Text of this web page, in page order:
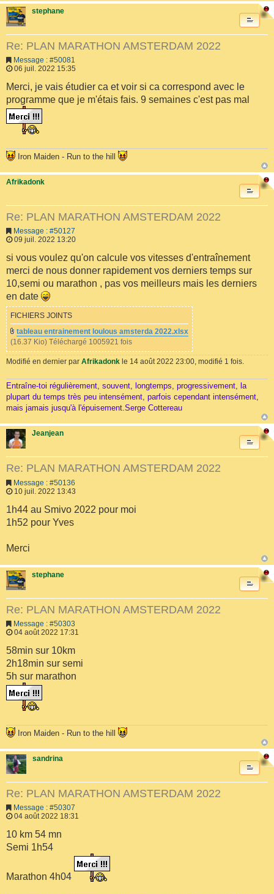
stephane
Re: PLAN MARATHON AMSTERDAM 2022
Message : #50081
06 juil. 2022 15:35
Merci, je vais étudier ca et voir si ca correspond avec le
programme que je m'étais fais. 9 semaines c'est pas mal
Iron Maiden - Run to the hill
Afrikadonk
Re: PLAN MARATHON AMSTERDAM 2022
Message : #50127
09 juil. 2022 13:20
si vous voulez qu'on calcule vos vitesses d'entraînement
merci de nous donner rapidement vos derniers temps sur
10,semi ou marathon , pas vos meilleurs mais les derniers
en date
FICHIERS JOINTS
tableau entrainement loulous amsterda 2022.xlsx
(16.37 Kio) Téléchargé 1005921 fois
Modifié en dernier par Afrikadonk le 14 août 2022 23:00, modifié 1 fois.
Entraîne-toi régulièrement, souvent, longtemps, progressivement, la
plupart du temps très peu intensément, parfois cependant intensément,
mais jamais jusqu'à l'épuisement.Serge Cottereau
Jeanjean
Re: PLAN MARATHON AMSTERDAM 2022
Message : #50136
10 juil. 2022 13:43
1h44 au Smivo 2022 pour moi
1h52 pour Yves
Merci
stephane
Re: PLAN MARATHON AMSTERDAM 2022
Message : #50303
04 août 2022 17:31
58min sur 10km
2h18min sur semi
5h sur marathon
Iron Maiden - Run to the hill
sandrina
Re: PLAN MARATHON AMSTERDAM 2022
Message : #50307
04 août 2022 18:31
10 km 54 mn
Semi 1h54
Marathon 4h04